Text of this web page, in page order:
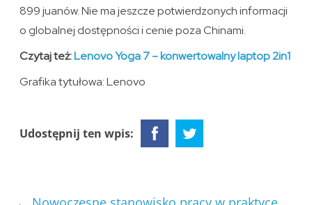
899 juanów. Nie ma jeszcze potwierdzonych informacji
o globalnej dostępności i cenie poza Chinami.
Czytaj też:Lenovo Yoga 7 – konwertowalny laptop 2in1
Grafika tytułowa: Lenovo
Udostępnij ten wpis: